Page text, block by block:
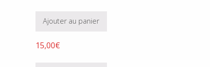
Ajouter au panier
15,00€